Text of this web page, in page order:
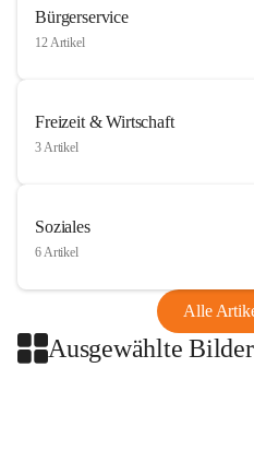
Bürgerservice
12 Artikel
Freizeit & Wirtschaft
3 Artikel
Soziales
6 Artikel
Alle
Ausgewählte Bilder